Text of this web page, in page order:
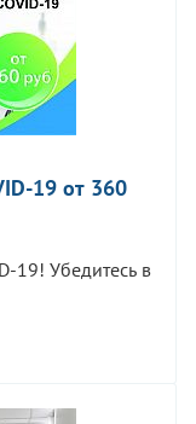
19 от 360
19! Убедитесь в